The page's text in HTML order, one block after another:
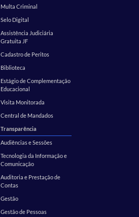
Multa Criminal
Selo Digital
Assistência Judiciária
Gratuita JF
Cadastro de Peritos
Biblioteca
Estágio de Complementação
Educacional
Visita Monitorada
Central de Mandados
Transparência
Audiências e Sessões
Tecnologia da Informação e
Comunicação
Auditoria e Prestação de
Contas
Gestão
Gestão de Pessoas